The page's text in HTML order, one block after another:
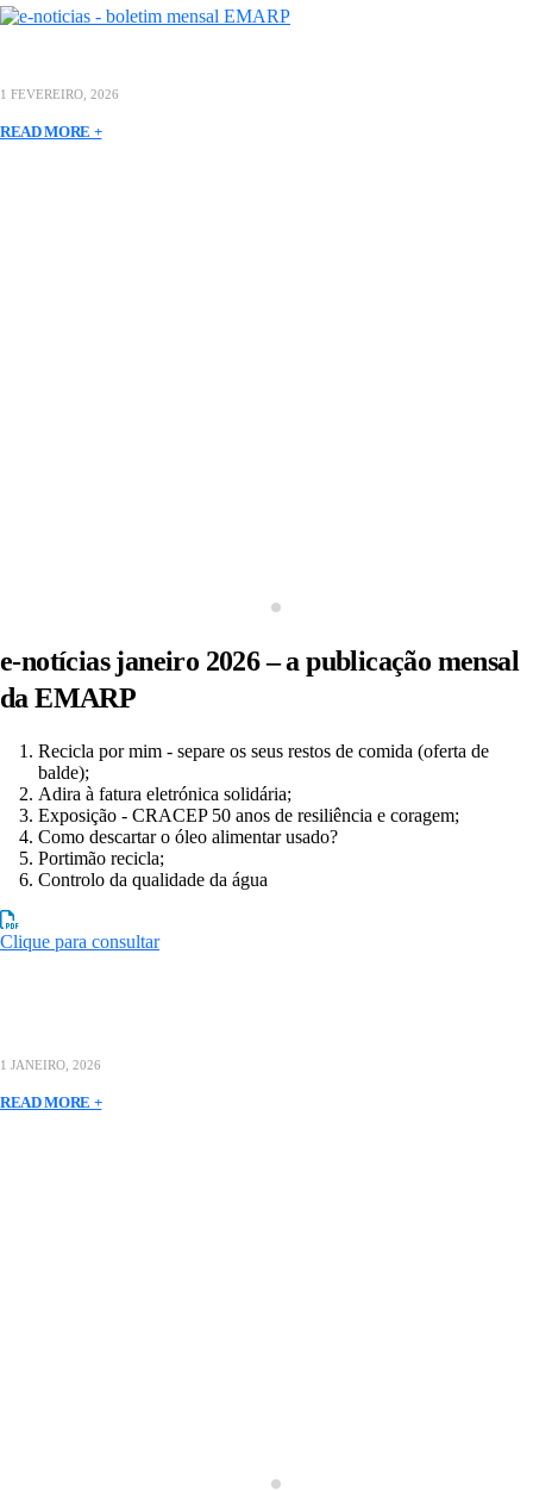
1 FEVEREIRO, 2026
READ MORE +
e-notícias janeiro 2026 – a publicação mensal
da EMARP
Recicla por mim - separe os seus restos de comida (oferta de
balde);
Adira à fatura eletrónica solidária;
Exposição - CRACEP 50 anos de resiliência e coragem;
Como descartar o óleo alimentar usado?
Portimão recicla;
Controlo da qualidade da água
Clique para consultar
1 JANEIRO, 2026
READ MORE +